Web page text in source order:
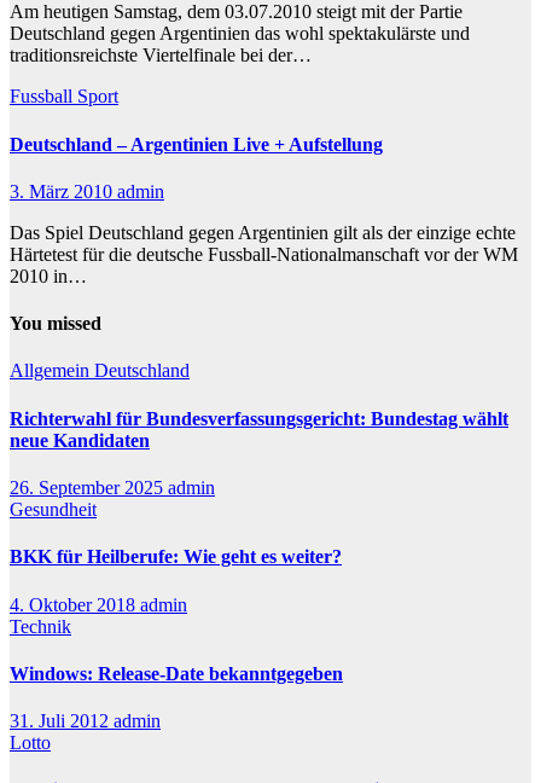
Am heutigen Samstag, dem 03.07.2010 steigt mit der Partie
Deutschland gegen Argentinien das wohl spektakulärste und
traditionsreichste Viertelfinale bei der…
Fussball Sport
Deutschland – Argentinien Live + Aufstellung
3. März 2010 admin
Das Spiel Deutschland gegen Argentinien gilt als der einzige echte
Härtetest für die deutsche Fussball-Nationalmanschaft vor der WM
2010 in…
You missed
Allgemein Deutschland
Richterwahl für Bundesverfassungsgericht: Bundestag wählt
neue Kandidaten
26. September 2025 admin
Gesundheit
BKK für Heilberufe: Wie geht es weiter?
4. Oktober 2018 admin
Technik
Windows: Release-Date bekanntgegeben
31. Juli 2012 admin
Lotto